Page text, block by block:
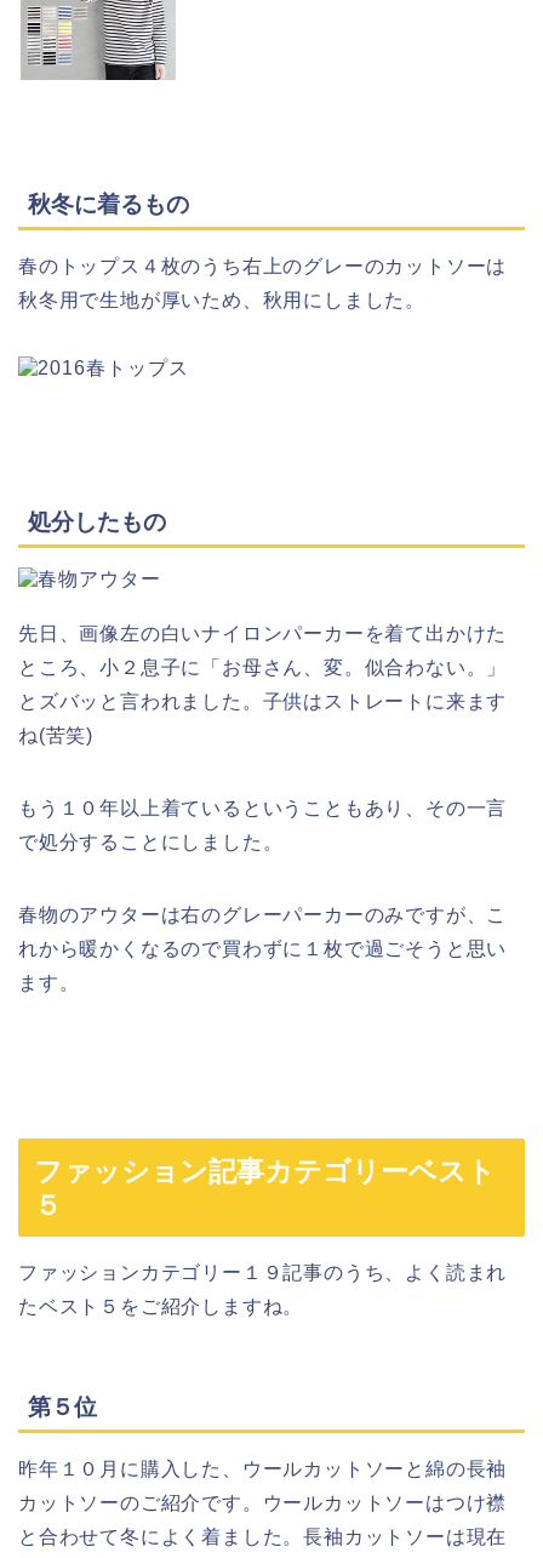
秋冬に着るもの
春のトップス４枚のうち右上のグレーのカットソーは
秋冬用で生地が厚いため、秋用にしました。
処分したもの
先日、画像左の白いナイロンパーカーを着て出かけた
ところ、小２息子に「お母さん、変。似合わない。」
とズバッと言われました。子供はストレートに来ます
ね(苦笑)
もう１０年以上着ているということもあり、その一言
で処分することにしました。
春物のアウターは右のグレーパーカーのみですが、こ
れから暖かくなるので買わずに１枚で過ごそうと思い
ます。
ファッション記事カテゴリーベスト
５
ファッションカテゴリー１９記事のうち、よく読まれ
たベスト５をご紹介しますね。
第５位
昨年１０月に購入した、ウールカットソーと綿の長袖
カットソーのご紹介です。ウールカットソーはつけ襟
と合わせて冬によく着ました。長袖カットソーは現在